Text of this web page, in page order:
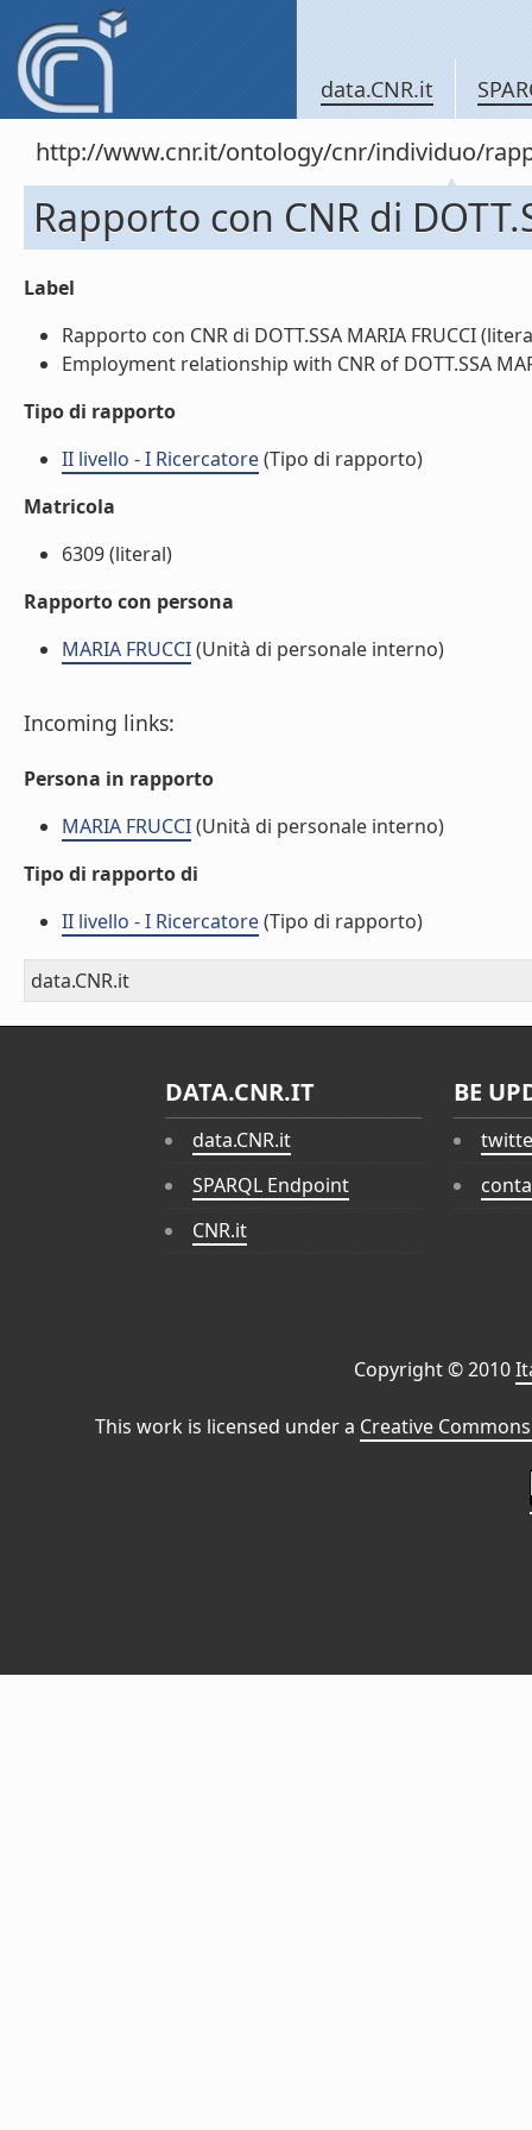
data.CNR.it
http://www.cnr.it/ontology/cnr/individuo/
Rapporto con CNR di
Label
Rapporto con CNR di DOTT.SSA MARIA FRUCCI
Employment relationship with CNR of DOTT.SSA
Tipo di rapporto
II livello - I Ricercatore(Tipo di rapporto)
Matricola
6309 (literal)
Rapporto con persona
MARIA FRUCCI(Unità di personale interno)
Incoming links:
Persona in rapporto
MARIA FRUCCI(Unità di personale interno)
Tipo di rapporto di
II livello - I Ricercatore(Tipo di rapporto)
data.CNR.it
DATA.CNR.IT
data.CNR.it
SPARQL Endpoint
CNR.it
BE
Copyright © 2010
This work is licensed under a Creative